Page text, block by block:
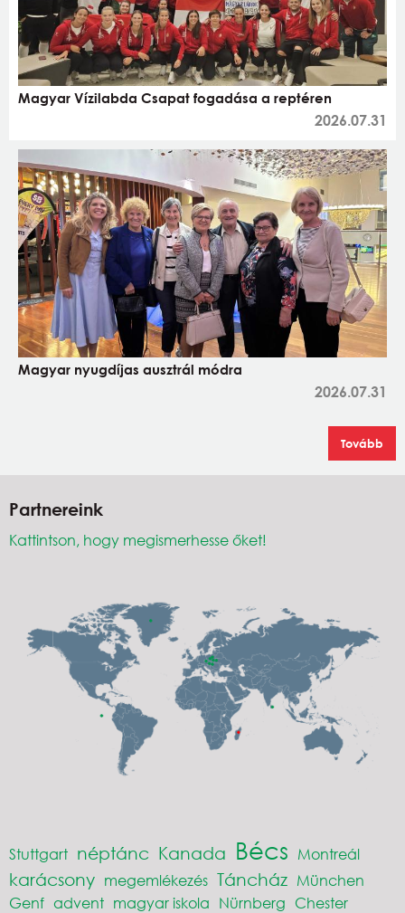
Magyar Vízilabda Csapat fogadása a reptéren
2026.07.31
Magyar nyugdíjas ausztrál módra
2026.07.31
Tovább
Partnereink
Kattintson, hogy megismerhesse őket!
Stuttgart néptánc Kanada Bécs Montreál
karácsony megemlékezés Táncház München
Genf advent magyar iskola Nürnberg Chester